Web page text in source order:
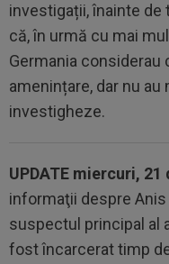
investigații, înainte de
că, în urmă cu mai
Germania
amenințare, dar nu au
investigheze.
UPDATE miercuri,
informaţii despre
suspectul principal al
fost încarcerat timp